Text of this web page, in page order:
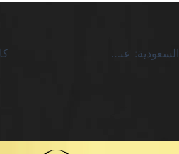
سلوتس للمبتدئين كازينو السعودية: عندما يتحول الحظ إلى معادلة رياضية قاتمة